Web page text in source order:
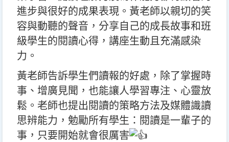
進步與很好的成果表現。黃老師以親切的笑
容與動聽的聲音，分享自己的成長故事和班
級學生的閱讀心得，講座生動且充滿感染
力。
黃老師告訴學生們讀報的好處，除了掌握時
事、增廣見聞，也能讓人學習專注、心靈放
鬆。老師也提出閱讀的策略方法及媒體識讀
思辨能力，勉勵所有學生：閱讀是一輩子的
事，只要開始就會很厲害